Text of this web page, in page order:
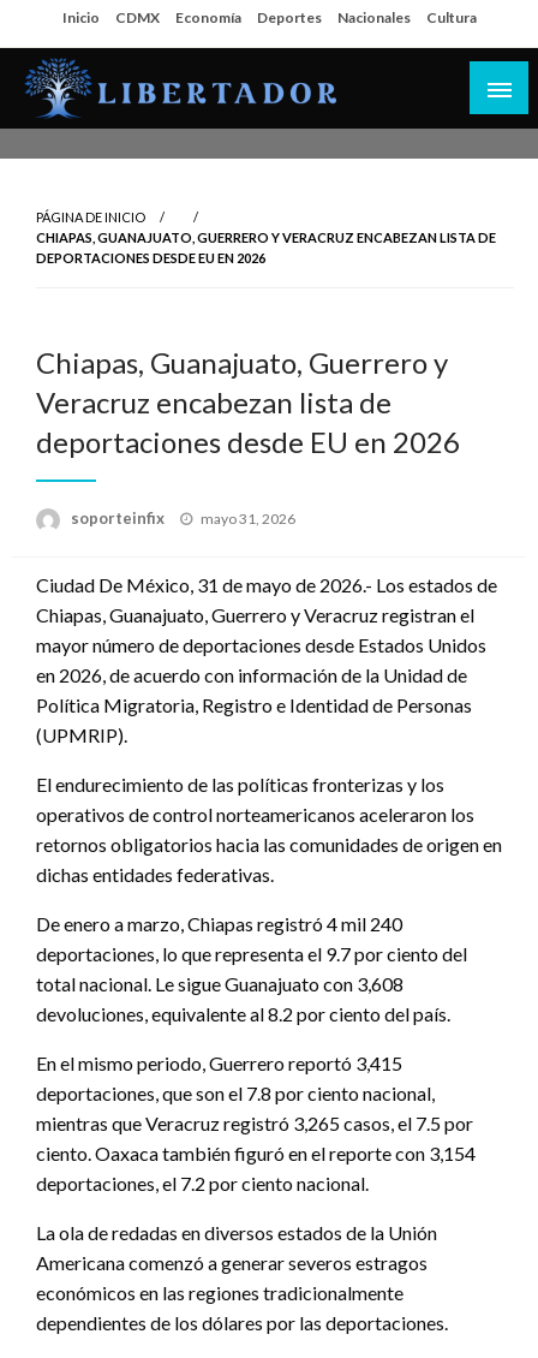
al
contenido
Inicio CDMX Economía Deportes Nacionales Cultura
PÁGINA DE INICIO
CHIAPAS, GUANAJUATO, GUERRERO Y VERACRUZ ENCABEZAN LISTA DE
DEPORTACIONES DESDE EU EN 2026
Chiapas, Guanajuato, Guerrero y
Veracruz encabezan lista de
deportaciones desde EU en 2026
soporteinfix
Publicado
mayo 31, 2026
Ciudad De México, 31 de mayo de 2026.- Los estados de
Chiapas, Guanajuato, Guerrero y Veracruz registran el
mayor número de deportaciones desde Estados Unidos
en 2026, de acuerdo con información de la Unidad de
Política Migratoria, Registro e Identidad de Personas
(UPMRIP).
El endurecimiento de las políticas fronterizas y los
operativos de control norteamericanos aceleraron los
retornos obligatorios hacia las comunidades de origen en
dichas entidades federativas.
De enero a marzo, Chiapas registró 4 mil 240
deportaciones, lo que representa el 9.7 por ciento del
total nacional. Le sigue Guanajuato con 3,608
devoluciones, equivalente al 8.2 por ciento del país.
En el mismo periodo, Guerrero reportó 3,415
deportaciones, que son el 7.8 por ciento nacional,
mientras que Veracruz registró 3,265 casos, el 7.5 por
ciento. Oaxaca también figuró en el reporte con 3,154
deportaciones, el 7.2 por ciento nacional.
La ola de redadas en diversos estados de la Unión
Americana comenzó a generar severos estragos
económicos en las regiones tradicionalmente
dependientes de los dólares por las deportaciones.